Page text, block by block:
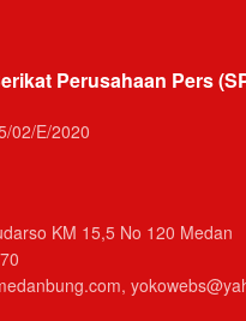
Perusahaan Pers
02/E/2020
KM 15,5 No 120 Medan